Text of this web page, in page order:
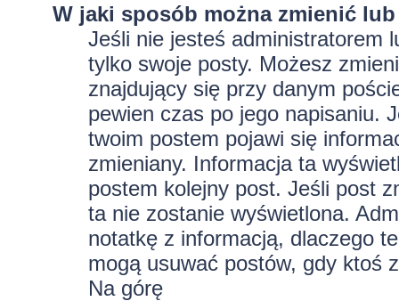
W jaki sposób można zmienić
Jeśli nie jesteś administratorem
tylko swoje posty. Możesz
znajdujący się przy danym
pewien czas po jego napisaniu.
twoim postem pojawi się
zmieniany. Informacja ta
postem kolejny post. Jeśli post
ta nie zostanie wyświetlona.
notatkę z informacją, dlaczego
mogą usuwać postów, gdy ktoś
Na górę